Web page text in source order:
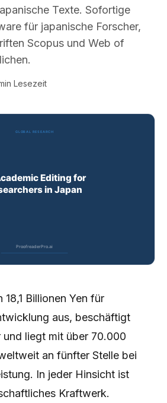
Texte. Sofortige
für japanische Forscher,
Scopus und Web of
Lesezeit
Billionen Yen für
aus, beschäftigt
liegt mit über 70.000
an fünfter Stelle bei
In jeder Hinsicht ist
Kraftwerk.